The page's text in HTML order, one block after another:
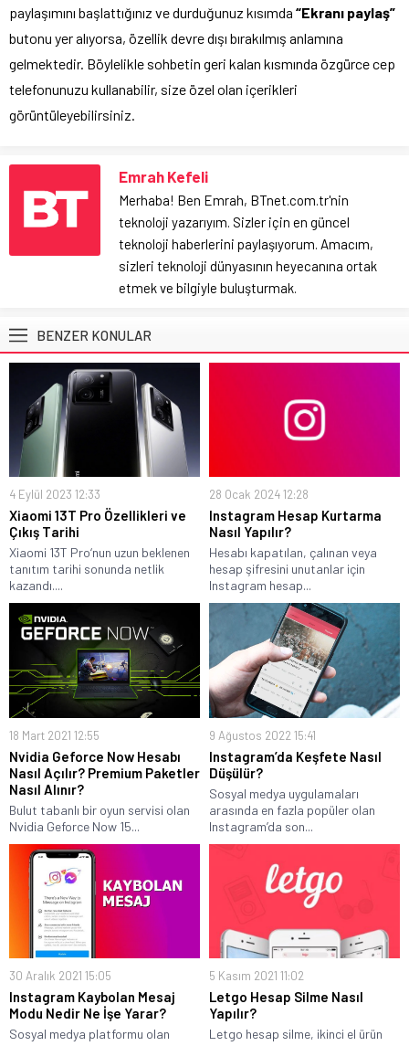
paylaşımını başlattığınız ve durduğunuz kısımda “Ekranı paylaş”
butonu yer alıyorsa, özellik devre dışı bırakılmış anlamına
gelmektedir. Böylelikle sohbetin geri kalan kısmında özgürce cep
telefonunuzu kullanabilir, size özel olan içerikleri
görüntüleyebilirsiniz.
Emrah Kefeli
Merhaba! Ben Emrah, BTnet.com.tr'nin
teknoloji yazarıyım. Sizler için en güncel
teknoloji haberlerini paylaşıyorum. Amacım,
sizleri teknoloji dünyasının heyecanına ortak
etmek ve bilgiyle buluşturmak.
BENZER KONULAR
4 Eylül 2023 12:33
Xiaomi 13T Pro Özellikleri ve
Çıkış Tarihi
Xiaomi 13T Pro‘nun uzun beklenen
tanıtım tarihi sonunda netlik
kazandı....
28 Ocak 2024 12:28
Instagram Hesap Kurtarma
Nasıl Yapılır?
Hesabı kapatılan, çalınan veya
hesap şifresini unutanlar için
Instagram hesap...
18 Mart 2021 12:55
Nvidia Geforce Now Hesabı
Nasıl Açılır? Premium Paketler
Nasıl Alınır?
Bulut tabanlı bir oyun servisi olan
Nvidia Geforce Now 15...
9 Ağustos 2022 15:41
Instagram’da Keşfete Nasıl
Düşülür?
Sosyal medya uygulamaları
arasında en fazla popüler olan
Instagram’da son...
30 Aralık 2021 15:05
Instagram Kaybolan Mesaj
Modu Nedir Ne İşe Yarar?
Sosyal medya platformu olan
5 Kasım 2021 11:02
Letgo Hesap Silme Nasıl
Yapılır?
Letgo hesap silme, ikinci el ürün